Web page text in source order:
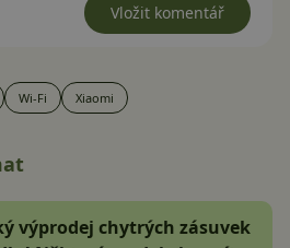
Vložit komentář
Wi-Fi Xiaomi
výprodej chytrých zásuvek